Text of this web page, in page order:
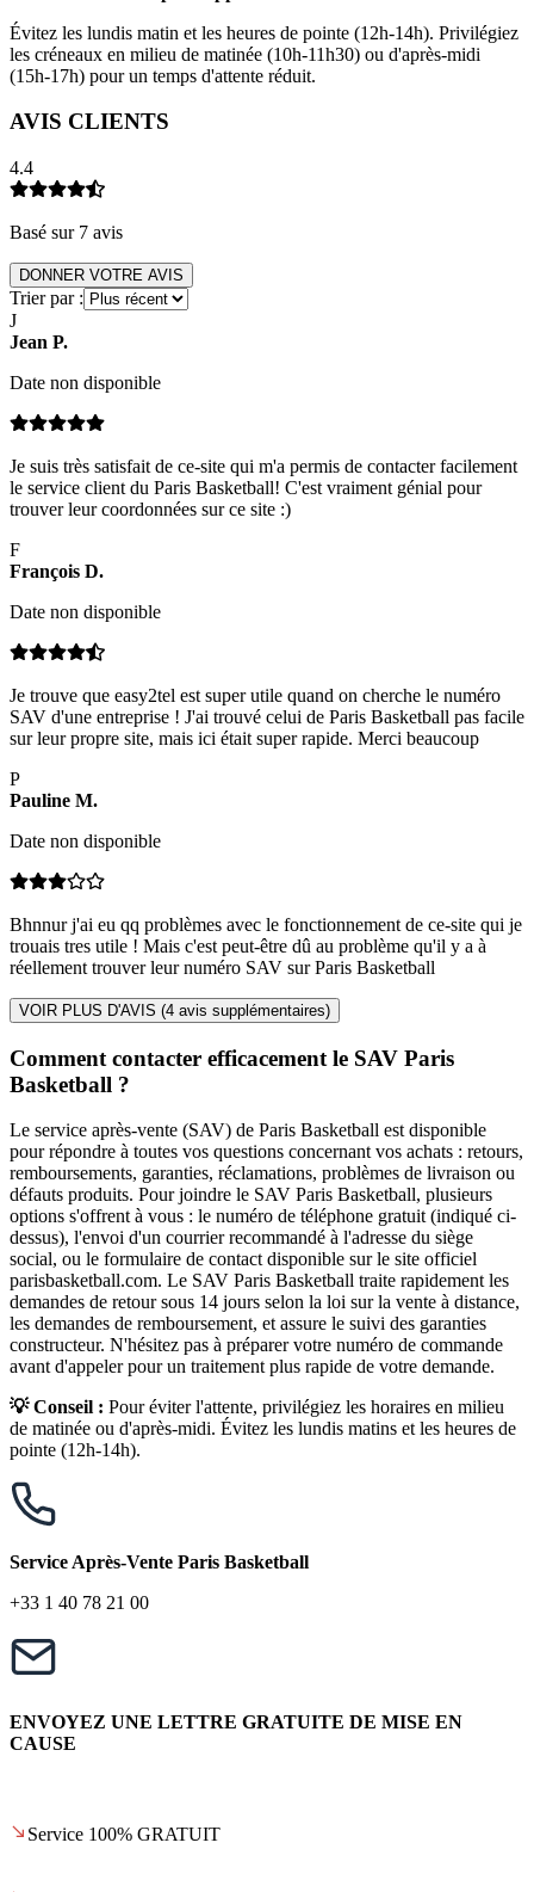
Évitez les lundis matin et les heures de pointe (12h-14h). Privilégiez
les créneaux en milieu de matinée (10h-11h30) ou d'après-midi
(15h-17h) pour un temps d'attente réduit.
AVIS CLIENTS
4.4
Basé sur 7 avis
DONNER VOTRE AVIS
Trier par :
J
Jean P.
Date non disponible
Je suis très satisfait de ce-site qui m'a permis de contacter facilement
le service client du Paris Basketball! C'est vraiment génial pour
trouver leur coordonnées sur ce site :)
F
François D.
Date non disponible
Je trouve que easy2tel est super utile quand on cherche le numéro
SAV d'une entreprise ! J'ai trouvé celui de Paris Basketball pas facile
sur leur propre site, mais ici était super rapide. Merci beaucoup
P
Pauline M.
Date non disponible
Bhnnur j'ai eu qq problèmes avec le fonctionnement de ce-site qui je
trouais tres utile ! Mais c'est peut-être dû au problème qu'il y a à
réellement trouver leur numéro SAV sur Paris Basketball
VOIR PLUS D'AVIS (4 avis supplémentaires)
Comment contacter efficacement le SAV Paris
Basketball ?
Le service après-vente (SAV) de Paris Basketball est disponible
pour répondre à toutes vos questions concernant vos achats : retours,
remboursements, garanties, réclamations, problèmes de livraison ou
défauts produits. Pour joindre le SAV Paris Basketball, plusieurs
options s'offrent à vous : le numéro de téléphone gratuit (indiqué ci-
dessus), l'envoi d'un courrier recommandé à l'adresse du siège
social, ou le formulaire de contact disponible sur le site officiel
parisbasketball.com. Le SAV Paris Basketball traite rapidement les
demandes de retour sous 14 jours selon la loi sur la vente à distance,
les demandes de remboursement, et assure le suivi des garanties
constructeur. N'hésitez pas à préparer votre numéro de commande
avant d'appeler pour un traitement plus rapide de votre demande.
💡 Conseil : Pour éviter l'attente, privilégiez les horaires en milieu
de matinée ou d'après-midi. Évitez les lundis matins et les heures de
pointe (12h-14h).
Service Après-Vente Paris Basketball
+33 1 40 78 21 00
ENVOYEZ UNE LETTRE GRATUITE DE MISE EN
CAUSE
Service 100% GRATUIT